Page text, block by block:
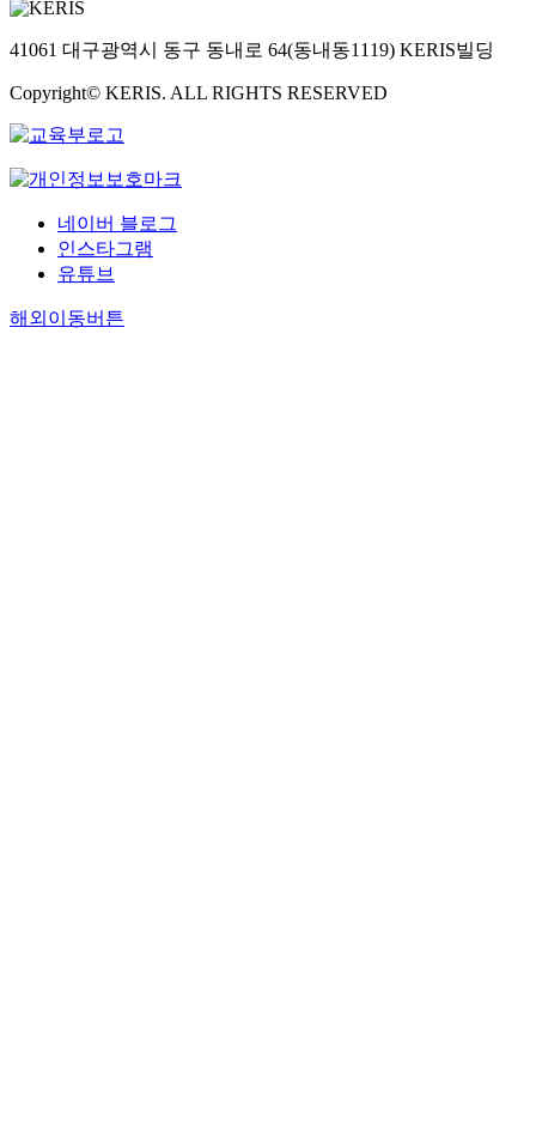
41061 대구광역시 동구 동내로 64(동내동1119) KERIS빌딩
Copyright© KERIS. ALL RIGHTS RESERVED
네이버 블로그
인스타그램
유튜브
해외이동버튼